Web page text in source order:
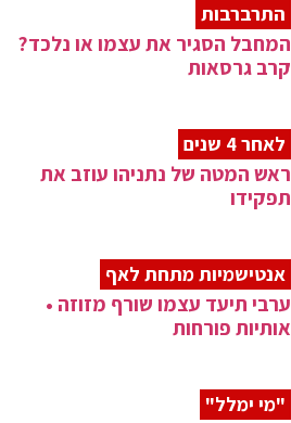
התרברבות
המחבל הסגיר את עצמו או נלכד?
קרב גרסאות
לאחר 4 שנים
ראש המטה של נתניהו עוזב את
תפקידו
אנטישמיות מתחת לאף
ערבי תיעד עצמו שורף מזוזה •
אותיות פורחות
"מי ימלל"